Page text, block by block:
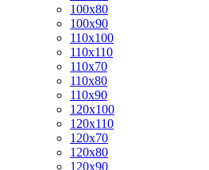
100x80
100x90
110x100
110x110
110x70
110x80
110x90
120x100
120x110
120x70
120x80
120x90